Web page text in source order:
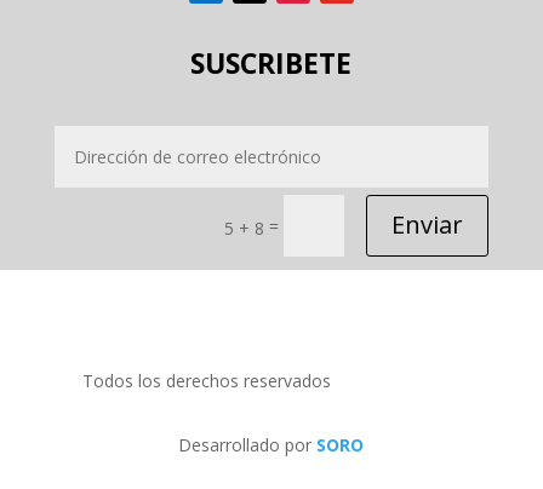
SUSCRIBETE
5 + 8 = Enviar
Todos los derechos reservados
Desarrollado por SORO